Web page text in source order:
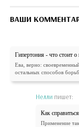
ВАШИ
Гипертония - что стоит о
Ева, верно:
остальных способов
Нелли пишет:
Как
Применение